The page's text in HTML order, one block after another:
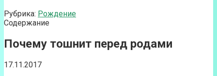
Рубрика: Рождение
Содержание
Почему тошнит перед родами
17.11.2017